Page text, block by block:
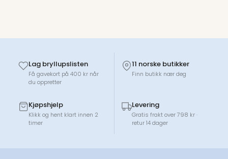
Lag bryllupslisten
Få gavekort på 400 kr når
du oppretter
11 norske butikker
Finn butikk nær deg
Kjøpshjelp
Klikk og hent klart innen 2
timer
Levering
Gratis frakt over 798 kr ·
retur 14 dager